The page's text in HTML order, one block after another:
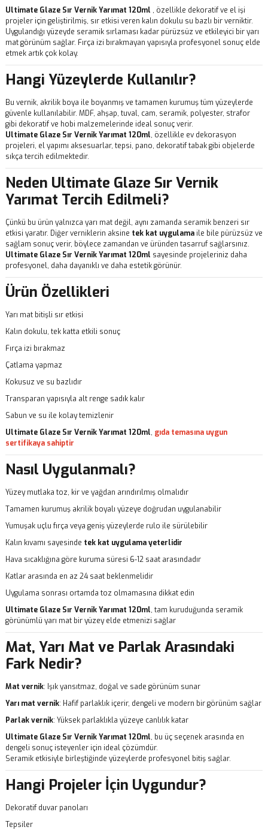
Ultimate Glaze Sır Vernik Yarımat 120ml , özellikle dekoratif ve el işi
projeler için geliştirilmiş, sır etkisi veren kalın dokulu su bazlı bir verniktir.
Uygulandığı yüzeyde seramik sırlaması kadar pürüzsüz ve etkileyici bir yarı
mat görünüm sağlar. Fırça izi bırakmayan yapısıyla profesyonel sonuç elde
etmek artık çok kolay.
Hangi Yüzeylerde Kullanılır?
Bu vernik, akrilik boya ile boyanmış ve tamamen kurumuş tüm yüzeylerde
güvenle kullanılabilir. MDF, ahşap, tuval, cam, seramik, polyester, strafor
gibi dekoratif ve hobi malzemelerinde ideal sonuç verir.
Ultimate Glaze Sır Vernik Yarımat 120ml, özellikle ev dekorasyon
projeleri, el yapımı aksesuarlar, tepsi, pano, dekoratif tabak gibi objelerde
sıkça tercih edilmektedir.
Neden Ultimate Glaze Sır Vernik
Yarımat Tercih Edilmeli?
Çünkü bu ürün yalnızca yarı mat değil, aynı zamanda seramik benzeri sır
etkisi yaratır. Diğer verniklerin aksine tek kat uygulama ile bile pürüzsüz ve
sağlam sonuç verir, böylece zamandan ve üründen tasarruf sağlarsınız.
Ultimate Glaze Sır Vernik Yarımat 120ml sayesinde projeleriniz daha
profesyonel, daha dayanıklı ve daha estetik görünür.
Ürün Özellikleri
Yarı mat bitişli sır etkisi
Kalın dokulu, tek katta etkili sonuç
Fırça izi bırakmaz
Çatlama yapmaz
Kokusuz ve su bazlıdır
Transparan yapısıyla alt renge sadık kalır
Sabun ve su ile kolay temizlenir
Ultimate Glaze Sır Vernik Yarımat 120ml, gıda temasına uygun
sertifikaya sahiptir
Nasıl Uygulanmalı?
Yüzey mutlaka toz, kir ve yağdan arındırılmış olmalıdır
Tamamen kurumuş akrilik boyalı yüzeye doğrudan uygulanabilir
Yumuşak uçlu fırça veya geniş yüzeylerde rulo ile sürülebilir
Kalın kıvamı sayesinde tek kat uygulama yeterlidir
Hava sıcaklığına göre kuruma süresi 6-12 saat arasındadır
Katlar arasında en az 24 saat beklenmelidir
Uygulama sonrası ortamda toz olmamasına dikkat edin
Ultimate Glaze Sır Vernik Yarımat 120ml, tam kuruduğunda seramik
görünümlü yarı mat bir yüzey elde etmenizi sağlar
Mat, Yarı Mat ve Parlak Arasındaki
Fark Nedir?
Mat vernik: Işık yansıtmaz, doğal ve sade görünüm sunar
Yarı mat vernik: Hafif parlaklık içerir, dengeli ve modern bir görünüm sağlar
Parlak vernik: Yüksek parlaklıkla yüzeye canlılık katar
Ultimate Glaze Sır Vernik Yarımat 120ml, bu üç seçenek arasında en
dengeli sonuç isteyenler için ideal çözümdür.
Seramik etkisiyle birleştiğinde yüzeylerde profesyonel bitiş sağlar.
Hangi Projeler İçin Uygundur?
Dekoratif duvar panoları
Tepsiler